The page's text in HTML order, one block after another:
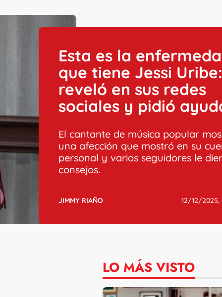
Esta es la
que tiene Jessi
reveló en sus redes
sociales y pidió
El cantante de música popular
una afección que mostró en su
personal y varios seguidores le
consejos.
JIMMY RIAÑO 12/12/2025,
LO MÁS VISTO